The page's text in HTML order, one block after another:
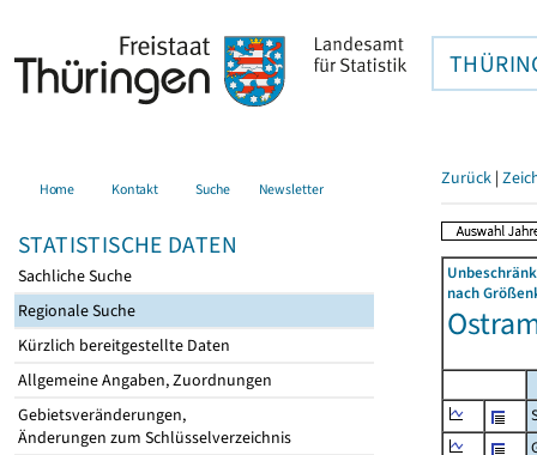
Home Kontakt Suche Newsletter
STATISTISCHE DATEN
Sachliche Suche
Regionale Suche
Kürzlich bereitgestellte Daten
Allgemeine Angaben, Zuordnungen
Gebietsveränderungen,
Änderungen zum Schlüsselverzeichnis
Zurück |
nach